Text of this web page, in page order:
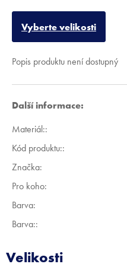
Vyberte velikosti
Popis produktu není dostupný
Další informace:
Materiál::
Kód produktu::
Značka:
Pro koho:
Barva:
Barva::